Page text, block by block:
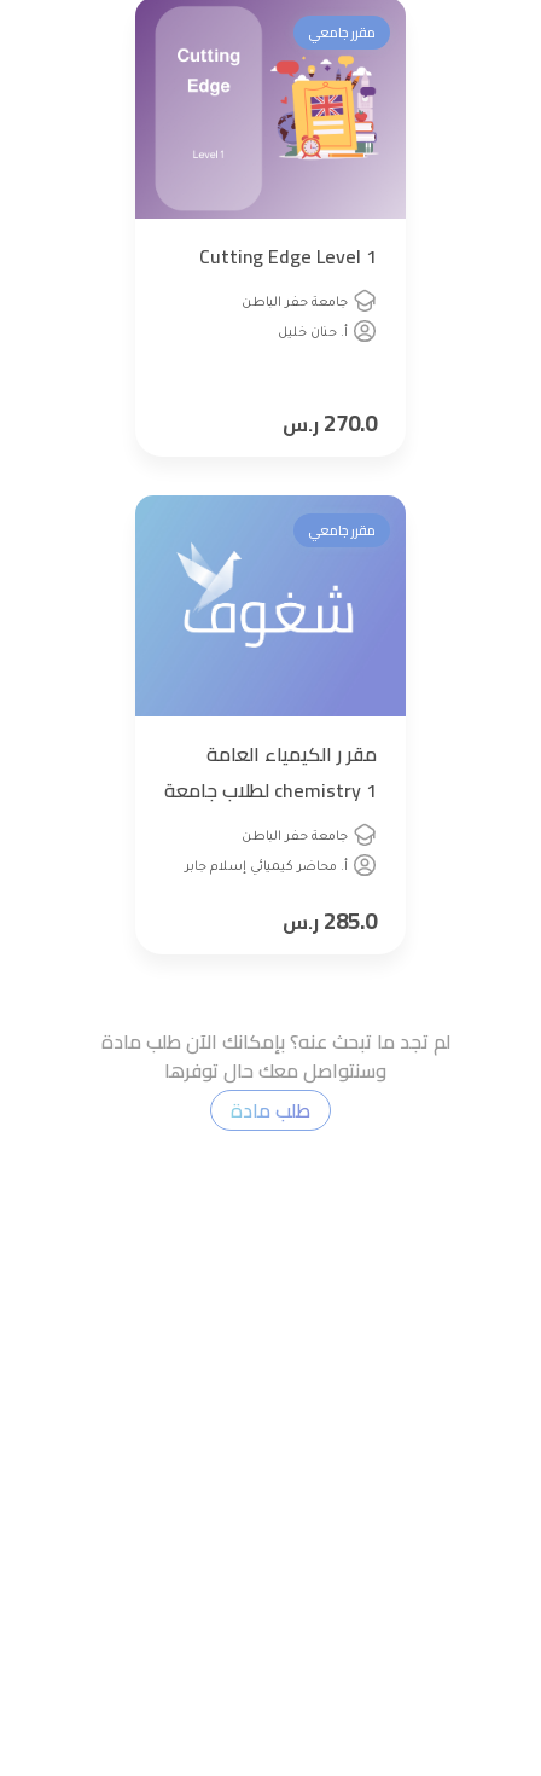
مقرر جامعي
Cutting Edge Level 1
جامعة حفر الباطن
أ. حنان خليل
270.0ر.س
مقرر جامعي
مقر ر الكيمياء العامة
chemistry 1 لطلاب جامعة
حفر الباطن
جامعة حفر الباطن
أ. محاضر كيميائي إسلام جابر
285.0ر.س
لم تجد ما تبحث عنه؟ بإمكانك الآن طلب مادة
وسنتواصل معك حال توفرها
طلب مادة